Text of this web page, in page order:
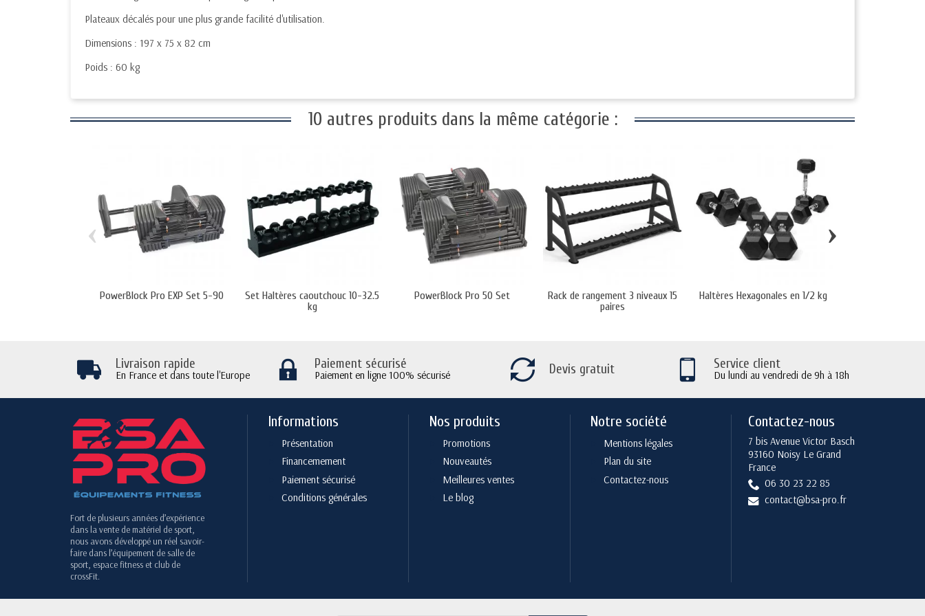
Plateaux décalés pour une plus grande facilité d'utilisation.
Dimensions : 197 x 75 x 82 cm
Poids : 60 kg
10 autres produits dans la même catégorie :
PowerBlock Pro EXP Set 5-90
Set Haltères caoutchouc 10-32.5
kg
PowerBlock Pro 50 Set
Rack de rangement 3 niveaux 15
paires
Haltères Hexagonales en 1/2 kg
‹ ›
Livraison rapide
En France et dans toute l'Europe
Paiement sécurisé
Paiement en ligne 100% sécurisé Devis gratuit Service client
Du lundi au vendredi de 9h à 18h
Fort de plusieurs années d’expérience
dans la vente de matériel de sport,
nous avons développé un réel savoir-
faire dans l’équipement de salle de
sport, espace fitness et club de
crossFit.
Informations
Présentation
Financemement
Paiement sécurisé
Conditions générales
Nos produits
Promotions
Nouveautés
Meilleures ventes
Le blog
Notre société
Mentions légales
Plan du site
Contactez-nous
Contactez-nous
7 bis Avenue Victor Basch
93160 Noisy Le Grand
France
06 30 23 22 85
contact@bsa-pro.fr